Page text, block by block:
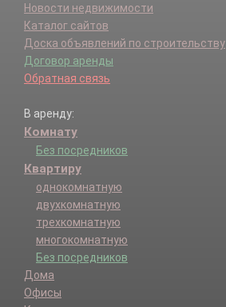
Новости недвижимости
Каталог сайтов
Доска объявлений по строительству
Договор аренды
Обратная связь
В аренду:
Комнату
Без посредников
Квартиру
однокомнатную
двухкомнатную
трехкомнатную
многокомнатную
Без посредников
Дома
Офисы